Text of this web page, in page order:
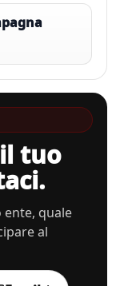
tuo
ente, quale
al